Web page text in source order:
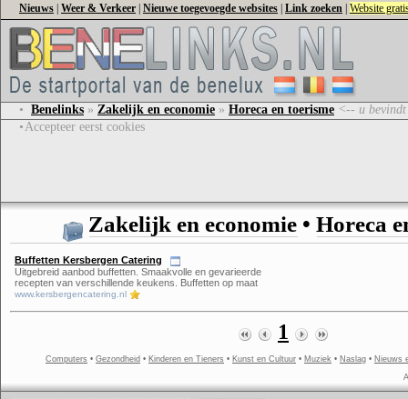
Nieuws Weer & Verkeer Nieuwe toegevoegde websites Link zoeken Website
• Benelinks » Zakelijk en economie » Horeca en toerisme <-- u
•Accepteer eerst cookies
Zakelijk en economie •Horeca
Buffetten Kersbergen Catering
Uitgebreid aanbod buffetten. Smaakvolle en gevarieerde
recepten van verschillende keukens. Buffetten op maat
www.kersbergencatering.nl
1
Computers • Gezondheid • Kinderen en Tieners • Kunst en Cultuur • Muziek • Naslag • Nieuws